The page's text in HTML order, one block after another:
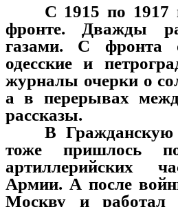
С 1915 по 1917
фронте. Дважды
газами. С фронта
одесские и
журналы очерки о
а в перерывах
рассказы.
В Гражданскую
тоже пришлось
артиллерийских
Армии. А после
Москву и